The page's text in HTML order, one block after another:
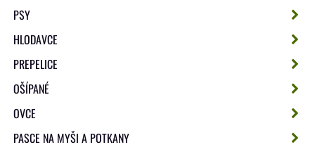
PSY
HLODAVCE
PREPELICE
OŠÍPANÉ
OVCE
PASCE NA MYŠI A POTKANY